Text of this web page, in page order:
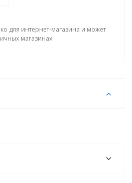
для интернет-магазина и может
магазинах